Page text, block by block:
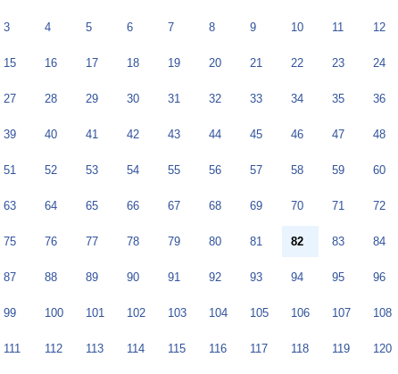
3 4 5 6 7 8 9 10 11 12
15 16 17 18 19 20 21 22 23 24
27 28 29 30 31 32 33 34 35 36
39 40 41 42 43 44 45 46 47 48
51 52 53 54 55 56 57 58 59 60
63 64 65 66 67 68 69 70 71 72
75 76 77 78 79 80 81 82 83 84
87 88 89 90 91 92 93 94 95 96
99 100 101 102 103 104 105 106 107 108
111 112 113 114 115 116 117 118 119 120